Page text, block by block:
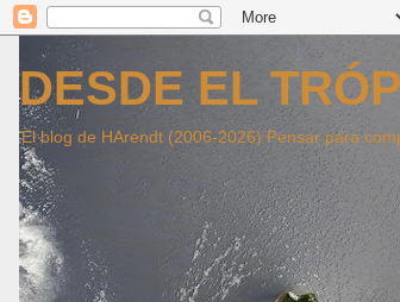
DESDE EL
El blog de HArendt (2006-2026) Pensar para